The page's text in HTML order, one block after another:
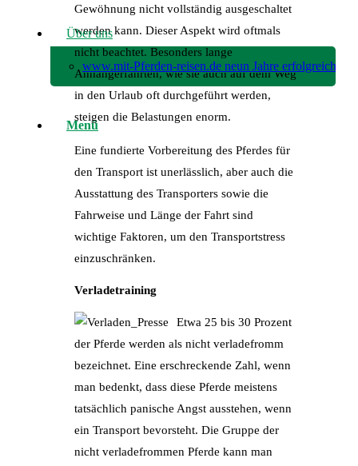
Über uns
www.mit-Pferden-reisen.de neun Jahre erfolgreich!
Menü
Gewöhnung nicht vollständig ausgeschaltet
werden kann. Dieser Aspekt wird oftmals
nicht beachtet. Besonders lange
Anhängerfahrten, wie sie auch auf dem Weg
in den Urlaub oft durchgeführt werden,
steigen die Belastungen enorm.
Eine fundierte Vorbereitung des Pferdes für
den Transport ist unerlässlich, aber auch die
Ausstattung des Transporters sowie die
Fahrweise und Länge der Fahrt sind
wichtige Faktoren, um den Transportstress
einzuschränken.
Verladetraining
Etwa 25 bis 30 Prozent
der Pferde werden als nicht verladefromm
bezeichnet. Eine erschreckende Zahl, wenn
man bedenkt, dass diese Pferde meistens
tatsächlich panische Angst ausstehen, wenn
ein Transport bevorsteht. Die Gruppe der
nicht verladefrommen Pferde kann man